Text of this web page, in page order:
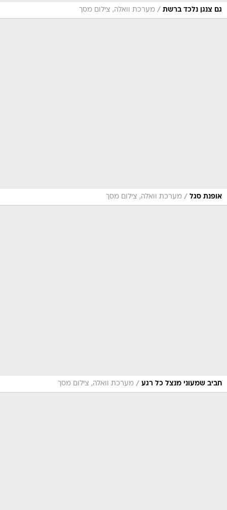
גם צנגן נלכד ברשת / מערכת וואלה, צילום מסך
אופנת סגל / מערכת וואלה, צילום מסך
חביב שמעוני מנצל כל רגע / מערכת וואלה, צילום מסך